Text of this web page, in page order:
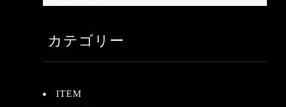
カテゴリー
ITEM